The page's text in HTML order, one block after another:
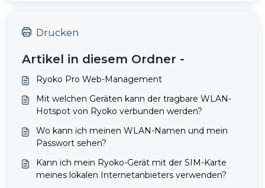
Drucken
Artikel in diesem Ordner -
Ryoko Pro Web-Management
Mit welchen Geräten kann der tragbare WLAN-
Hotspot von Ryoko verbunden werden?
Wo kann ich meinen WLAN-Namen und mein
Passwort sehen?
Kann ich mein Ryoko-Gerät mit der SIM-Karte
meines lokalen Internetanbieters verwenden?